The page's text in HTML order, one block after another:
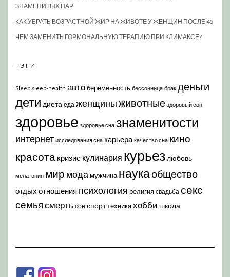
ЗНАМЕНИТЫХ ПАР
КАК УБРАТЬ ВОЗРАСТНОЙ ЖИР НА ЖИВОТЕ У ЖЕНЩИН ПОСЛЕ 45
ЧЕМ ЗАМЕНИТЬ ГОРМОНАЛЬНУЮ ТЕРАПИЮ ПРИ КЛИМАКСЕ?
ТЭГИ
Sleep sleep-health автобеременность бессонница брак деньги
дети диета еда женщиныживотные здоровый сон
здоровье здоровье сна знаменитости
интернет исследования сна карьера качество сна кино
красота кризис кулинария курьез любовь
мелатонин мир модамужчина наукаобщество
отдых отношения психология религия свадьба секс
семья смерть сон спорттехникахобби школа